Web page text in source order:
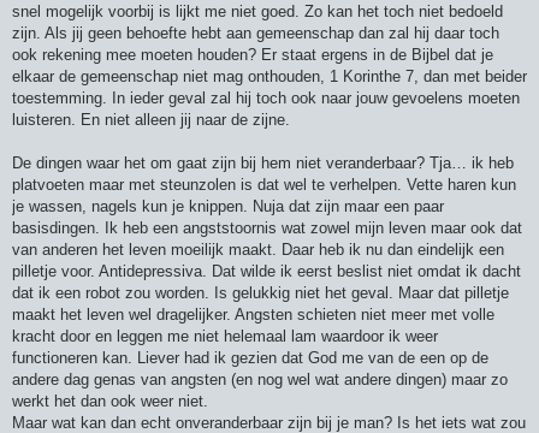
snel mogelijk voorbij is lijkt me niet goed. Zo kan het toch niet bedoeld
zijn. Als jij geen behoefte hebt aan gemeenschap dan zal hij daar toch
ook rekening mee moeten houden? Er staat ergens in de Bijbel dat je
elkaar de gemeenschap niet mag onthouden, 1 Korinthe 7, dan met beider
toestemming. In ieder geval zal hij toch ook naar jouw gevoelens moeten
luisteren. En niet alleen jij naar de zijne.
De dingen waar het om gaat zijn bij hem niet veranderbaar? Tja… ik heb
platvoeten maar met steunzolen is dat wel te verhelpen. Vette haren kun
je wassen, nagels kun je knippen. Nuja dat zijn maar een paar
basisdingen. Ik heb een angststoornis wat zowel mijn leven maar ook dat
van anderen het leven moeilijk maakt. Daar heb ik nu dan eindelijk een
pilletje voor. Antidepressiva. Dat wilde ik eerst beslist niet omdat ik dacht
dat ik een robot zou worden. Is gelukkig niet het geval. Maar dat pilletje
maakt het leven wel dragelijker. Angsten schieten niet meer met volle
kracht door en leggen me niet helemaal lam waardoor ik weer
functioneren kan. Liever had ik gezien dat God me van de een op de
andere dag genas van angsten (en nog wel wat andere dingen) maar zo
werkt het dan ook weer niet.
Maar wat kan dan echt onveranderbaar zijn bij je man? Is het iets wat zou